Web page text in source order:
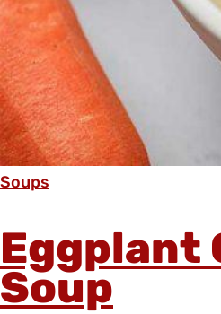
Soups
Eggplant
Soup